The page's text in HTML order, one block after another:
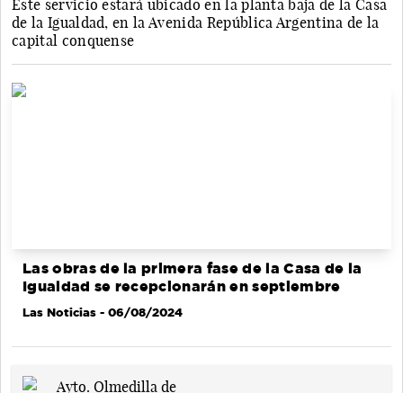
Este servicio estará ubicado en la planta baja de la Casa
de la Igualdad, en la Avenida República Argentina de la
capital conquense
Las obras de la primera fase de la Casa de la
Igualdad se recepcionarán en septiembre
Las Noticias - 06/08/2024